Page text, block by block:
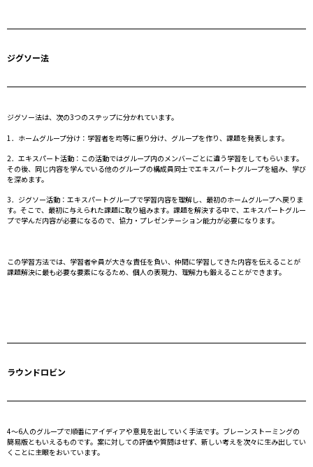
ジグソー法
ジグソー法は、次の3つのステップに分かれています。
1．ホームグループ分け：学習者を均等に振り分け、グループを作り、課題を発表します。
2．エキスパート活動：この活動ではグループ内のメンバーごとに違う学習をしてもらいます。
その後、同じ内容を学んでいる他のグループの構成員同士でエキスパートグループを組み、学び
を深めます。
3．ジグソー活動：エキスパートグループで学習内容を理解し、最初のホームグループへ戻りま
す。そこで、最初に与えられた課題に取り組みます。課題を解決する中で、エキスパートグルー
プで学んだ内容が必要になるので、協力・プレゼンテーション能力が必要になります。
この学習方法では、学習者全員が大きな責任を負い、仲間に学習してきた内容を伝えることが
課題解決に最も必要な要素になるため、個人の表現力、理解力も鍛えることができます。
ラウンドロビン
4～6人のグループで順番にアイディアや意見を出していく手法です。ブレーンストーミングの
簡易版ともいえるものです。案に対しての評価や質問はせず、新しい考えを次々に生み出してい
くことに主眼をおいています。